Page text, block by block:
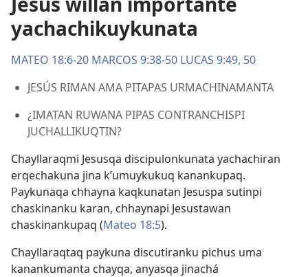
yachachikuykunata
MATEO 18:6-20 MARCOS 9:38-50 LUCAS 9:49, 50
JESÚS RIMAN AMA PITAPAS URMACHINAMANTA
¿IMATAN RUWANA PIPAS CONTRANCHISPI
JUCHALLIKUQTIN?
Chayllaraqmi Jesusqa discipulonkunata yachachiran
erqechakuna jina k’umuykukuq kanankupaq.
Paykunaqa chhayna kaqkunatan Jesuspa sutinpi
chaskinanku karan, chhaynapi Jesustawan
chaskinankupaq (Mateo 18:5).
Chayllaraqtaq paykuna discutiranku pichus uma
kanankumanta chayqa, anyasqa jinachá